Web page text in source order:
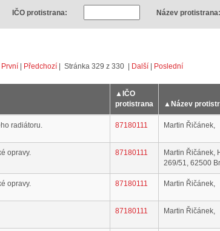
IČO protistrana: Název protistrana:
První | Předchozí | Stránka 329 z 330 | Další | Poslední
▲ IČO
protistrana
▲ Název
radiátoru. 87180111 Martin Řičánek,
opravy. 87180111
Martin Řičánek,
269/51, 62500
opravy. 87180111 Martin Řičánek,
87180111 Martin Řičánek,